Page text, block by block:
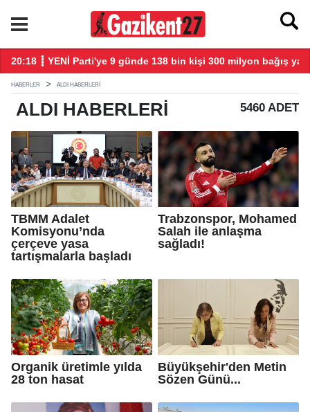
başladı
20:18 ┋ YENİ Parti'ye 9 günde 138 bin kişi 300 milyon bağış
HABERLER ALDI HABERLERI
ALDI HABERLERI 5460 ADET
TBMM Adalet
Komisyonu’nda
çerçeve yasa
tartışmalarla başladı
Trabzonspor, Mohamed
Salah ile anlaşma
sağladı!
Organik üretimle yılda
28 ton hasat
Büyükşehir'den Metin
Sözen Günü...